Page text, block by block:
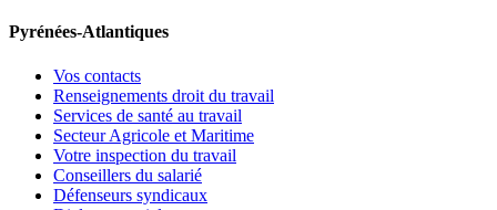
Pyrénées-Atlantiques
Vos contacts
Renseignements droit du travail
Services de santé au travail
Secteur Agricole et Maritime
Votre inspection du travail
Conseillers du salarié
Défenseurs syndicaux